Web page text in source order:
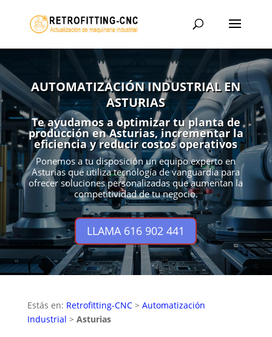
AUTOMATIZACIÓN INDUSTRIAL EN
ASTURIAS
Te ayudamos a optimizar tu planta de
producción en Asturias, incrementar la
eficiencia y reducir costos operativos
Ponemos a tu disposición un equipo experto en
Asturias que utiliza tecnología de vanguardia para
ofrecer soluciones personalizadas que aumentan la
competitividad de tu negocio.
LLAMA 616 902 441
Estás en: Retrofitting-CNC> Automatización
Industrial > Asturias